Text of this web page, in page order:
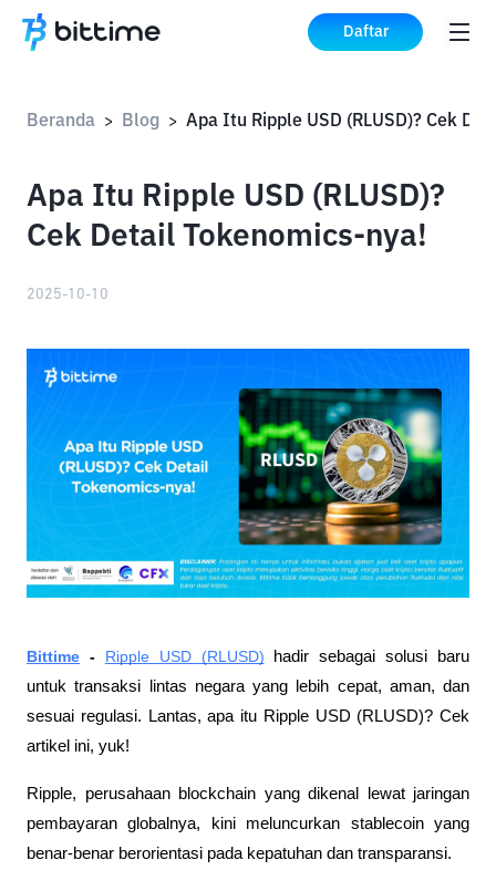
Daftar
Beranda > Blog >
Apa Itu Ripple USD (RLUSD)?
Cek Detail Tokenomics-nya!
2025-10-10
Bittime - Ripple USD (RLUSD) hadir sebagai solusi baru
untuk transaksi lintas negara yang lebih cepat, aman, dan
sesuai regulasi. Lantas, apa itu Ripple USD (RLUSD)? Cek
artikel ini, yuk!
Ripple, perusahaan blockchain yang dikenal lewat jaringan
pembayaran globalnya, kini meluncurkan stablecoin yang
benar-benar berorientasi pada kepatuhan dan transparansi.